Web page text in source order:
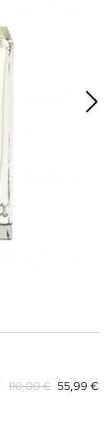
110,00 € 55,99 €